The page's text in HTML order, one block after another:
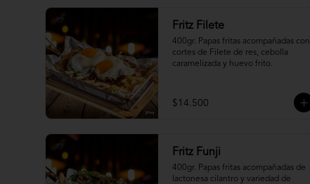
Fritz Filete
400gr. Papas fritas acompañadas con
cortes de Filete de res, cebolla
caramelizada y huevo frito.
$14.500
Fritz Funji
400gr. Papas fritas acompañadas de
lactonesa cilantro y variedad de